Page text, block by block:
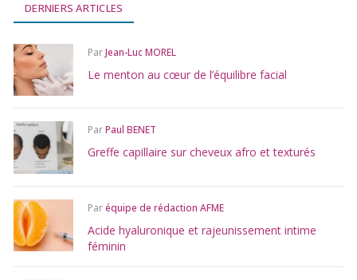
DERNIERS ARTICLES
ParJean-Luc MOREL
Le menton au cœur de l’équilibre facial
ParPaul BENET
Greffe capillaire sur cheveux afro et texturés
Paréquipe de rédaction AFME
Acide hyaluronique et rajeunissement intime
féminin